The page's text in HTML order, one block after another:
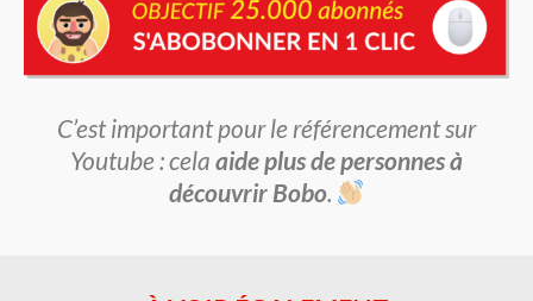
C’est important pour le référencement sur
Youtube : cela aide plus de personnes à
découvrir Bobo.